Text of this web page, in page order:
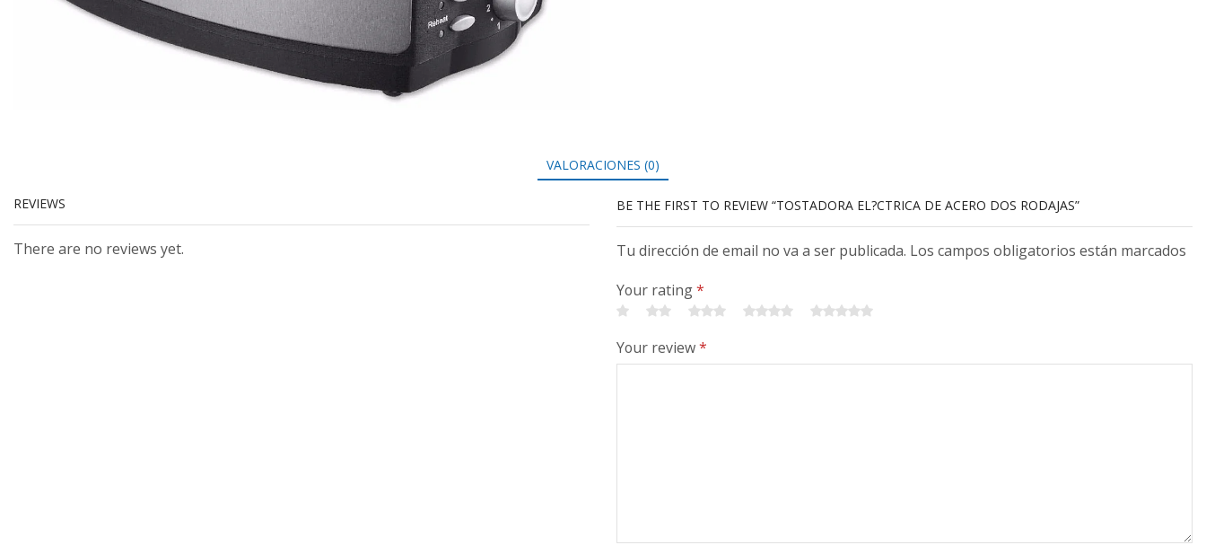
VALORACIONES (0)
REVIEWS
There are no reviews yet.
BE THE FIRST TO REVIEW “TOSTADORA EL?CTRICA DE ACERO DOS RODAJAS”
Tu dirección de email no va a ser publicada. Los campos obligatorios están marcados
Your rating*
Your review*